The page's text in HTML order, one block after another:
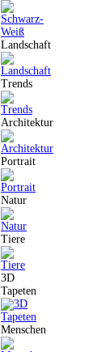
Landschaft
Trends
Architektur
Portrait
Natur
Tiere
3D
Tapeten
Menschen